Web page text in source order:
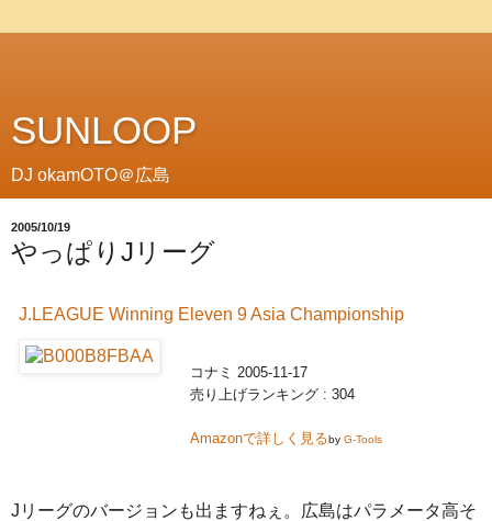
SUNLOOP
DJ okamOTO＠広島
2005/10/19
やっぱりJリーグ
J.LEAGUE Winning Eleven 9 Asia Championship
コナミ 2005-11-17
売り上げランキング : 304
Amazonで詳しく見るby G-Tools
Jリーグのバージョンも出ますねぇ。広島はパラメータ高そ